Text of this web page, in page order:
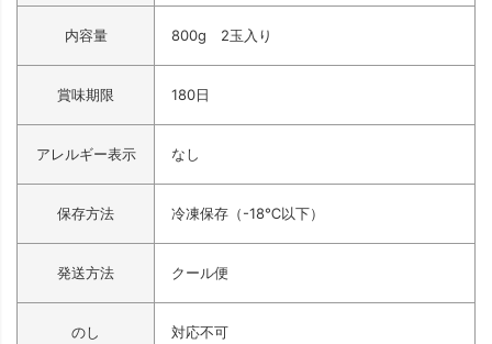
内容量 800g 2玉入り
賞味期限 180日
アレルギー表示 なし
保存方法 冷凍保存（-18℃以下）
発送方法 クール便
のし 対応不可